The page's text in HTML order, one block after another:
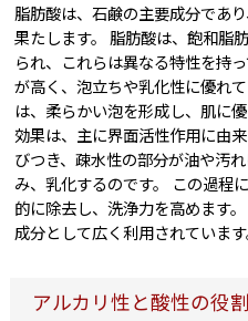
脂肪酸は、石鹸の主要成分であ
果たします。 脂肪酸は、飽和脂
られ、これらは異なる特性を持
が高く、泡立ちや乳化性に優れ
は、柔らかい泡を形成し、肌に
効果は、主に界面活性作用に由
びつき、疎水性の部分が油や汚
み、乳化するのです。 この過程
的に除去し、洗浄力を高めます
成分として広く利用されています
アルカリ性と酸性の役割